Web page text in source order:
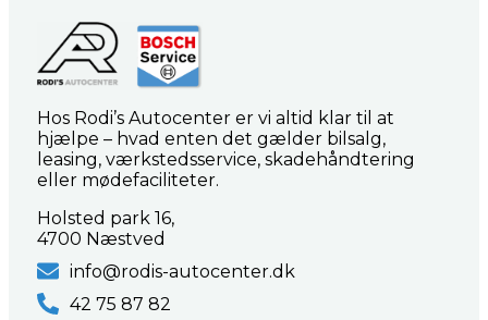
Hos Rodi’s Autocenter er vi altid klar til at
hjælpe – hvad enten det gælder bilsalg,
leasing, værkstedsservice, skadehåndtering
eller mødefaciliteter.
Holsted park 16,
4700 Næstved
info@rodis-autocenter.dk
42 75 87 82